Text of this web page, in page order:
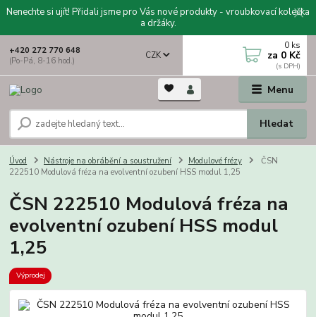
Nenechte si ujít! Přidali jsme pro Vás nové produkty - vroubkovací kolečka
a držáky.
Menu
CZK
Hledat
+420 272 770 648
(Po-Pá, 8-16 hod.)
0 ks
za 0 Kč
Úvod Nástroje na obrábění a soustružení Modulové frézy
ČSN
222510 Modulová fréza na evolventní ozubení HSS modul 1,25
ČSN 222510 Modulová fréza na
evolventní ozubení HSS modul
1,25
Výprodej